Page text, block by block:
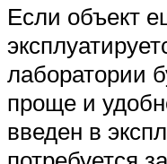
Если объект
лаборатории
проще и
введен в